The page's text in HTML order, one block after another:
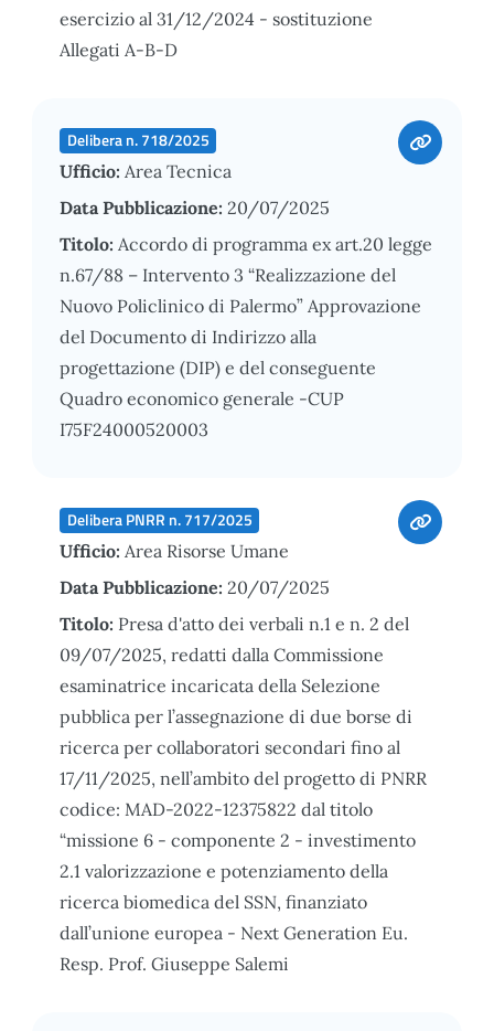
esercizio al 31/12/2024 - sostituzione
Allegati A-B-D
Delibera n. 718/2025
Ufficio: Area Tecnica
Data Pubblicazione: 20/07/2025
Titolo: Accordo di programma ex art.20 legge
n.67/88 – Intervento 3 “Realizzazione del
Nuovo Policlinico di Palermo” Approvazione
del Documento di Indirizzo alla
progettazione (DIP) e del conseguente
Quadro economico generale -CUP
I75F24000520003
Delibera PNRR n. 717/2025
Ufficio: Area Risorse Umane
Data Pubblicazione: 20/07/2025
Titolo: Presa d'atto dei verbali n.1 e n. 2 del
09/07/2025, redatti dalla Commissione
esaminatrice incaricata della Selezione
pubblica per l’assegnazione di due borse di
ricerca per collaboratori secondari fino al
17/11/2025, nell’ambito del progetto di PNRR
codice: MAD-2022-12375822 dal titolo
“missione 6 - componente 2 - investimento
2.1 valorizzazione e potenziamento della
ricerca biomedica del SSN, finanziato
dall’unione europea - Next Generation Eu.
Resp. Prof. Giuseppe Salemi